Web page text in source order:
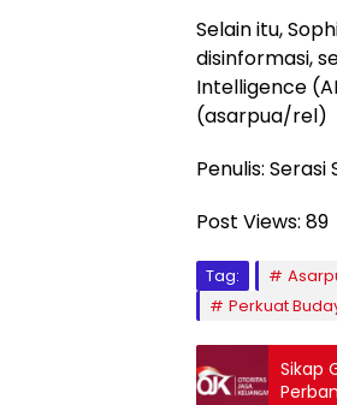
Selain itu,
disinformasi,
Intelligence
(asarpua/rel)
Penulis:
Post Views: 89
Tag:
Perkuat
Sikap